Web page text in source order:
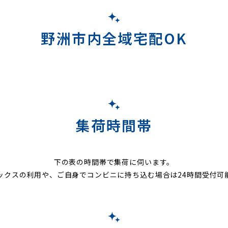
野洲市内全域宅配OK
集荷時間帯
下の表の時間帯で集荷に伺います。
クスの利用や、ご自身でコンビニに持ち込む場合は24時間受付可